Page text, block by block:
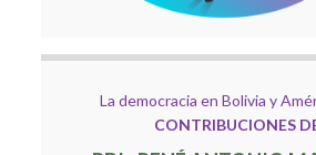
La democracia en Bolivia y
CONTRIBUCIONES